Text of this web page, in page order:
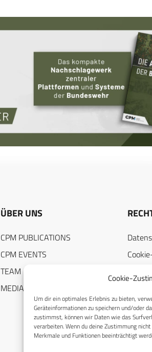
Cookie-
Um dir ein optimales Erlebnis zu bieten,
Geräteinformationen zu speichern und/oder
zustimmst, können wir Daten wie das
verarbeiten. Wenn du deine Zustimmung
Merkmale und Funktionen beeinträchtigt
ÜBER UNS
CPM PUBLICATIONS
CPM EVENTS
TEAM
MEDIADATEN